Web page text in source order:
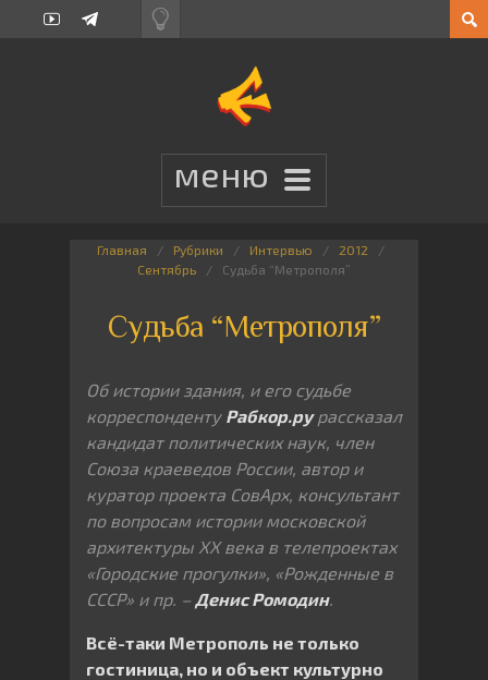
Главная Рубрики Интервью
2012
Сентябрь
Судьба “Метрополя”
Судьба “Метрополя”
Об истории здания, и его судьбе
корреспонденту Рабкор.рурассказал
кандидат политических наук, член
Союза краеведов России, автор и
куратор проекта СовАрх, консультант
по вопросам истории московской
архитектуры ХХ века в телепроектах
«Городские прогулки», «Рожденные в
СССР» и пр. – Денис Ромодин.
Всё-таки Метрополь не только
гостиница, но и объект культурно